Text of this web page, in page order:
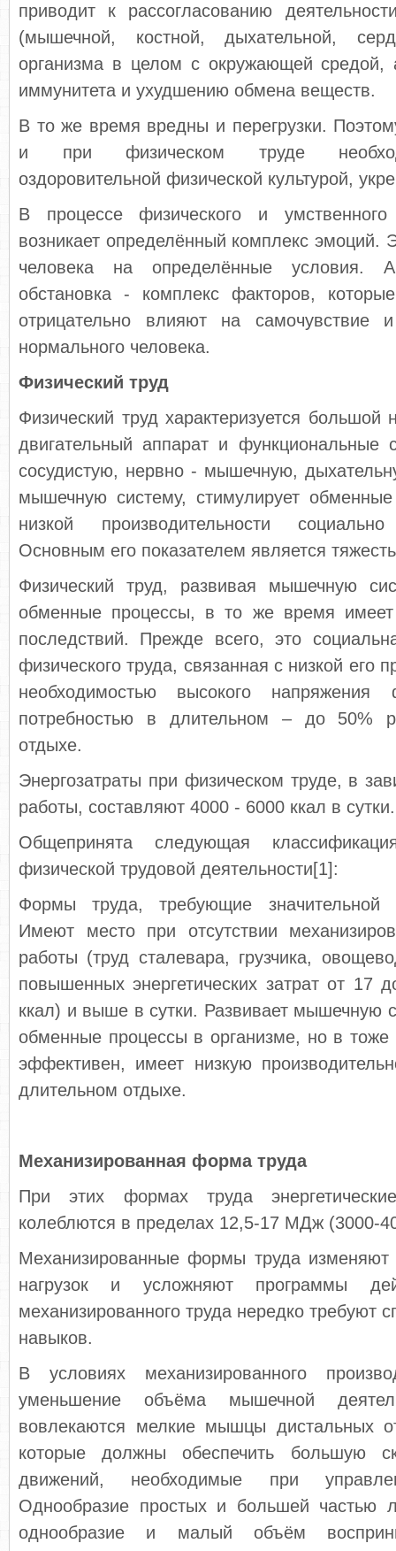
приводит к рассогласованию
(мышечной, костной, дыхательной,
организма в целом с окружающей средой,
иммунитета и ухудшению обмена веществ.
В то же время вредны и перегрузки.
и при физическом труде
оздоровительной физической культурой,
В процессе физического и
возникает определённый комплекс эмоций.
человека на определённые условия. А
обстановка - комплекс факторов,
отрицательно влияют на самочувствие и
нормального человека.
Физический труд
Физический труд характеризуется большой
двигательный аппарат и функциональные
сосудистую, нервно - мышечную,
мышечную систему, стимулирует
низкой производительности
Основным его показателем является
Физический труд, развивая мышечную
обменные процессы, в то же время имеет
последствий. Прежде всего, это
физического труда, связанная с низкой его
необходимостью высокого
потребностью в длительном – до 50%
отдыхе.
Энергозатраты при физическом труде, в
работы, составляют 4000 - 6000 ккал в сутки.
Общепринята следующая
физической трудовой деятельности[1]:
Формы труда, требующие значительной
Имеют место при отсутствии
работы (труд сталевара, грузчика,
повышенных энергетических затрат от 17
ккал) и выше в сутки. Развивает мышечную
обменные процессы в организме, но в
эффективен, имеет низкую
длительном отдыхе.
Механизированная форма труда
При этих формах труда
колеблются в пределах 12,5-17 МДж (3000-
Механизированные формы труда
нагрузок и усложняют программы
механизированного труда нередко требуют
навыков.
В условиях механизированного
уменьшение объёма мышечной
вовлекаются мелкие мышцы дистальных
которые должны обеспечить большую
движений, необходимые при
Однообразие простых и большей частью
однообразие и малый объём